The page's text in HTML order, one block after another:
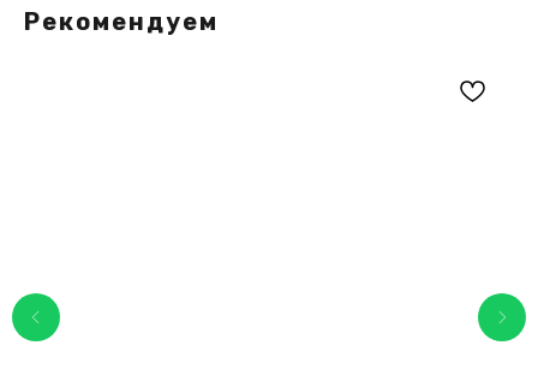
Рекомендуем